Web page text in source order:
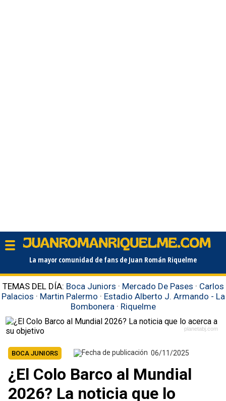
La mayor comunidad de fans de Juan Román Riquelme
TEMAS DEL DÍA: Boca Juniors · Mercado De Pases · Carlos
Palacios · Martin Palermo · Estadio Alberto J. Armando - La
Bombonera · Riquelme
planetabj.com
BOCA JUNIORS 06/11/2025
¿El Colo Barco al Mundial
2026? La noticia que lo